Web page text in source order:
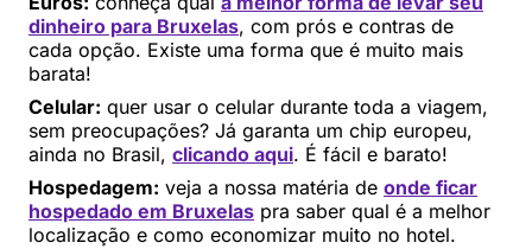
dinheiro para Bruxelas, com prós e contras de
cada opção. Existe uma forma que é muito mais
barata!
Celular: quer usar o celular durante toda a viagem,
sem preocupações? Já garanta um chip europeu,
ainda no Brasil, clicando aqui. É fácil e barato!
Hospedagem: veja a nossa matéria de onde ficar
hospedado em Bruxelas pra saber qual é a melhor
localização e como economizar muito no hotel.